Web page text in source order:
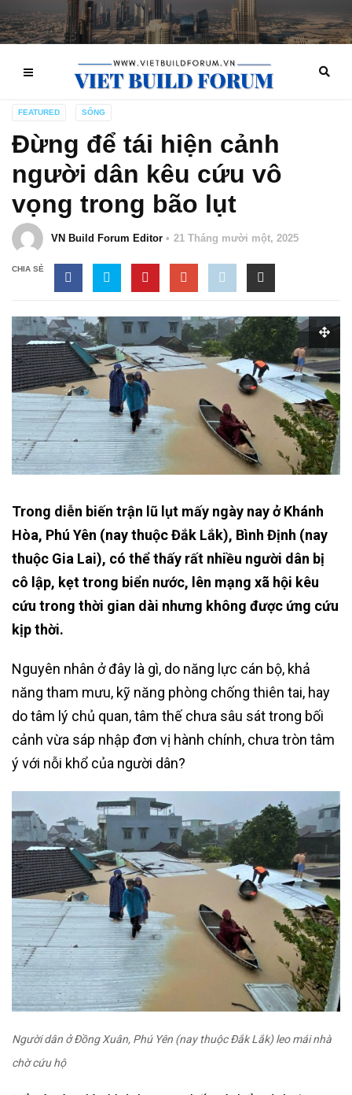
FEATURED SỐNG
Đừng để tái hiện cảnh
người dân kêu cứu vô
vọng trong bão lụt
VN Build Forum Editor 21 Tháng mười một, 2025
CHIA SẺ
Trong diễn biến trận lũ lụt mấy ngày nay ở Khánh
Hòa, Phú Yên (nay thuộc Đắk Lắk), Bình Định (nay
thuộc Gia Lai), có thể thấy rất nhiều người dân bị
cô lập, kẹt trong biển nước, lên mạng xã hội kêu
cứu trong thời gian dài nhưng không được ứng cứu
kịp thời.
Nguyên nhân ở đây là gì, do năng lực cán bộ, khả
năng tham mưu, kỹ năng phòng chống thiên tai, hay
do tâm lý chủ quan, tâm thế chưa sâu sát trong bối
cảnh vừa sáp nhập đơn vị hành chính, chưa tròn tâm
ý với nỗi khổ của người dân?
Người dân ở Đồng Xuân, Phú Yên (nay thuộc Đắk Lắk) leo mái nhà
chờ cứu hộ